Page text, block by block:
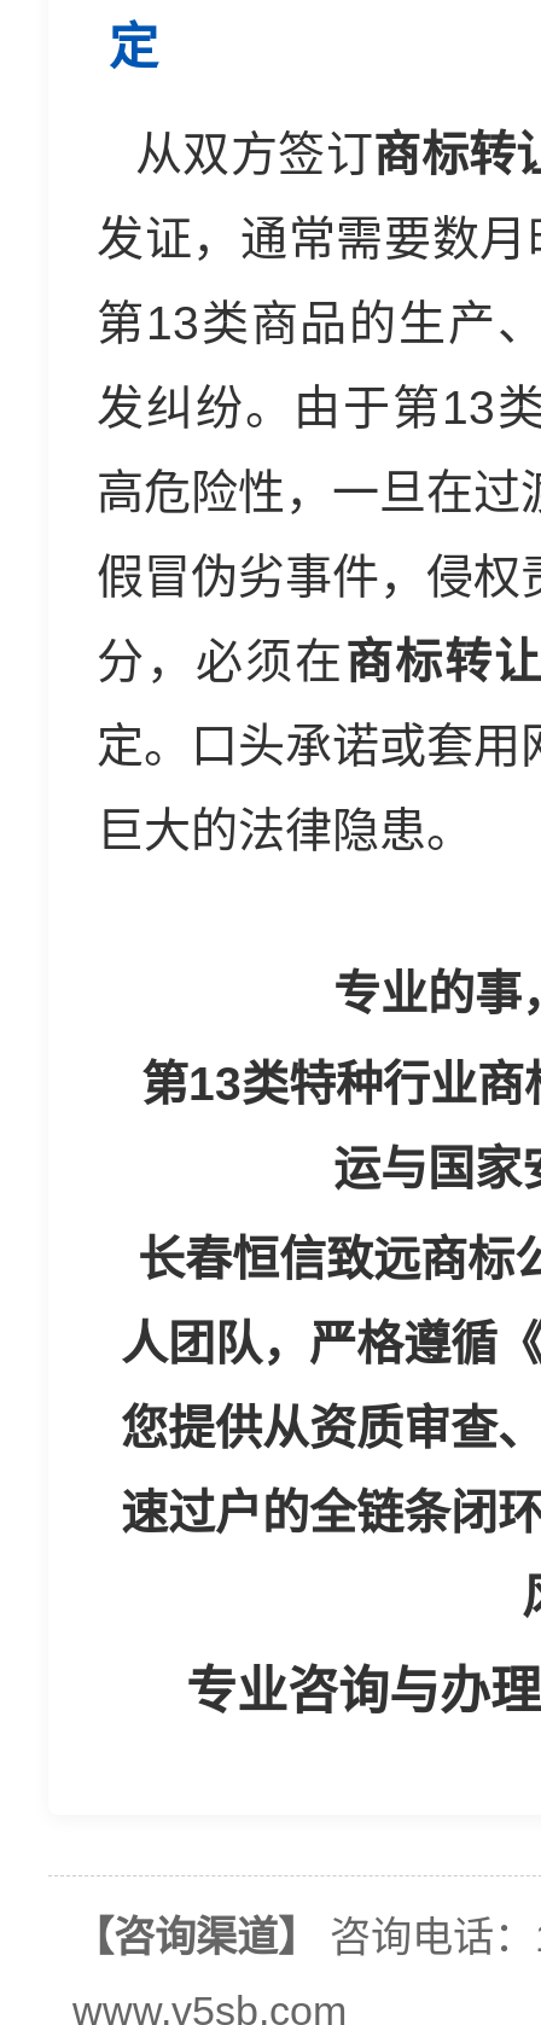
定
从双方签订商标转
发证，通常需要数月
第13类商品的生产
发纠纷。由于第13
高危险性，一旦在
假冒伪劣事件，侵
分，必须在商标转
定。口头承诺或套
巨大的法律隐患。
专业的事
第13类特种行业商
运与国家
长春恒信致远商标
人团队，严格遵循
您提供从资质审查
速过户的全链条闭
专业咨询与办
【咨询渠道】
咨询电话
www.v5sb.com